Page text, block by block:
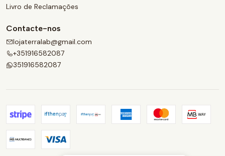
Livro de Reclamações
Contacte-nos
lojaterralab@gmail.com
+351916582087
351916582087